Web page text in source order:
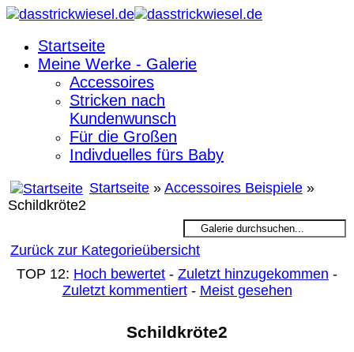
Startseite
Meine Werke - Galerie
Accessoires
Stricken nach
Kundenwunsch
Für die Großen
Indivduelles fürs Baby
Startseite » Accessoires Beispiele »
Schildkröte2
Zurück zur Kategorieübersicht
TOP 12: Hoch bewertet - Zuletzt hinzugekommen -
Zuletzt kommentiert- Meist gesehen
Schildkröte2